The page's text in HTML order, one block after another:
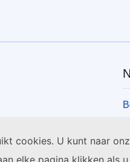
cookies. U kunt naar
elke pagina klikken als